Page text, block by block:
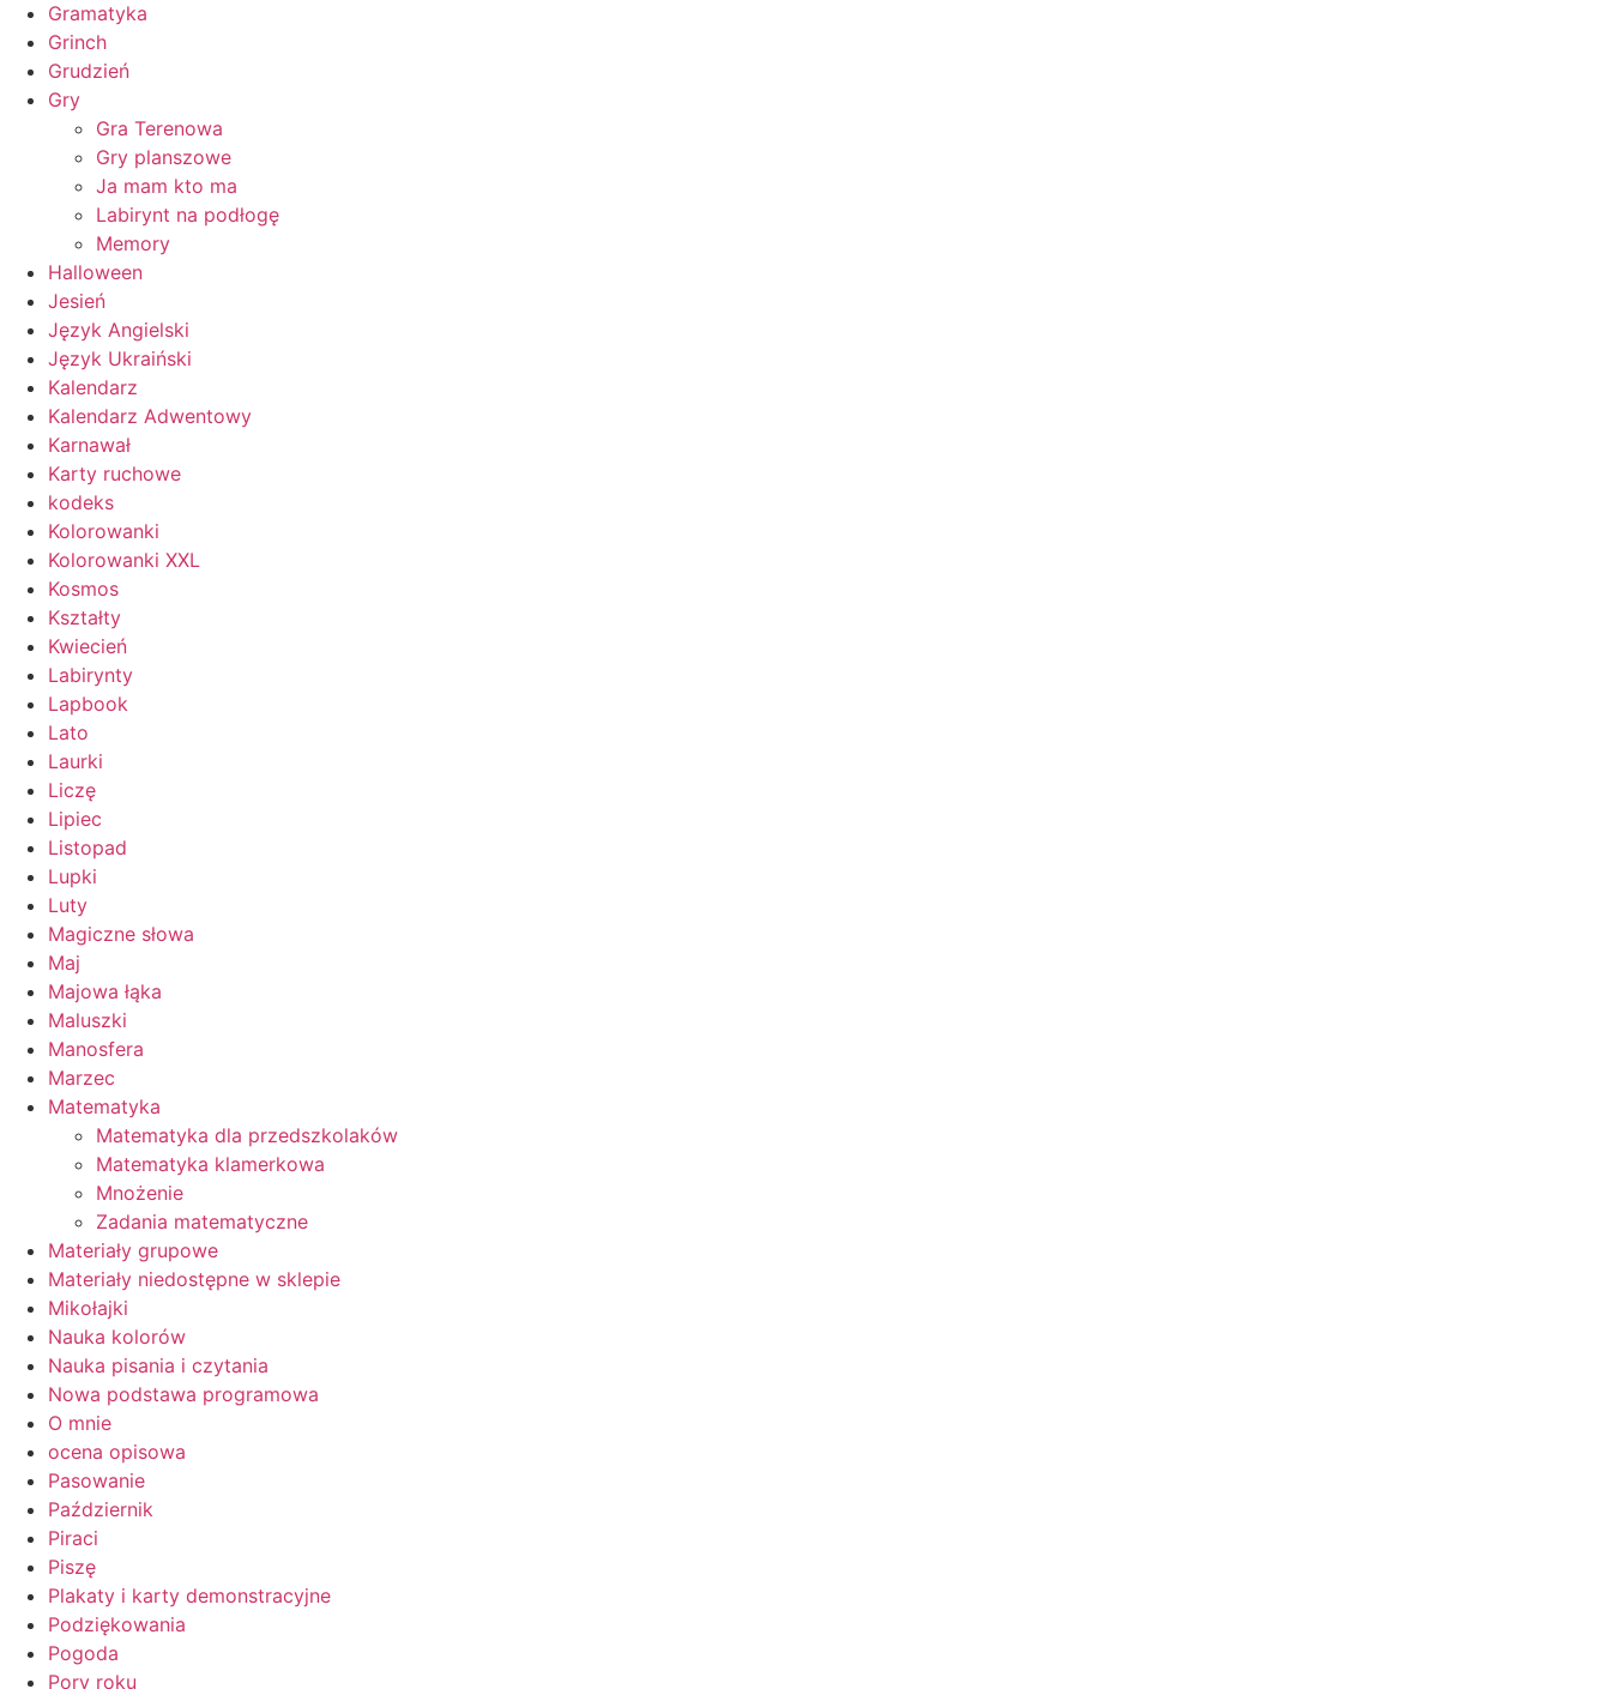
Gramatyka
Grinch
Grudzień
Gry
Gra Terenowa
Gry planszowe
Ja mam kto ma
Labirynt na podłogę
Memory
Halloween
Jesień
Język Angielski
Język Ukraiński
Kalendarz
Kalendarz Adwentowy
Karnawał
Karty ruchowe
kodeks
Kolorowanki
Kolorowanki XXL
Kosmos
Kształty
Kwiecień
Labirynty
Lapbook
Lato
Laurki
Liczę
Lipiec
Listopad
Lupki
Luty
Magiczne słowa
Maj
Majowa łąka
Maluszki
Manosfera
Marzec
Matematyka
Matematyka dla przedszkolaków
Matematyka klamerkowa
Mnożenie
Zadania matematyczne
Materiały grupowe
Materiały niedostępne w sklepie
Mikołajki
Nauka kolorów
Nauka pisania i czytania
Nowa podstawa programowa
O mnie
ocena opisowa
Pasowanie
Październik
Piraci
Piszę
Plakaty i karty demonstracyjne
Podziękowania
Pogoda
Pory roku